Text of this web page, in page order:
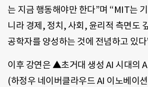
는 지금 행동해야만 한다”며 “MIT는
니라 경제, 정치, 사회, 윤리적 측면도
공학자를 양성하는 것에 전념하고 있
이후 강연은 ▲초거대 생성 AI 시대의
(하정우 네이버클라우드 AI 이노베이